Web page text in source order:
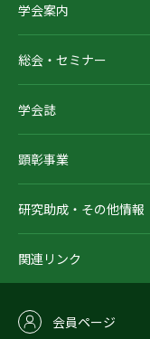
学会案内
総会・セミナー
学会誌
顕彰事業
研究助成・その他情報
関連リンク
会員ページ